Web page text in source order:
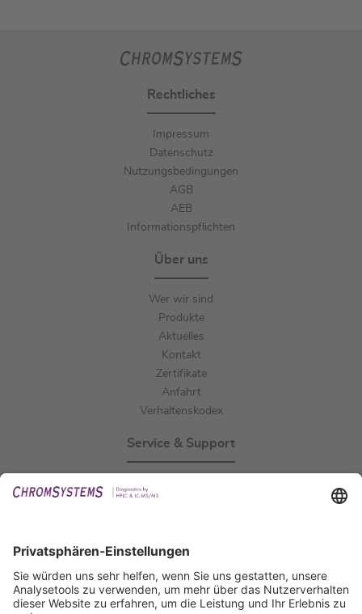
Rechtliches
Impressum
Datenschutz
Nutzungsbedingungen
AGB
AEB
Informationspflichten
Über uns
Wer wir sind
Produkte
Aktuelles
Kontakt
Zertifikate
Anfahrt
Verhaltenskodex
Service & Support
IFU anfordern
Zertifizierungen